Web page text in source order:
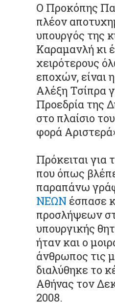
Ο Προκόπης
πλέον
υπουργός της
Καραμανλή κι
χειρότερους
εποχών, είναι
Αλέξη Τσίπρα
Προεδρία της
στο πλαίσιο
φορά
Πρόκειται για
που όπως
παραπάνω
ΝΕΩΝ έσπασε
προσλήψεων
υπουργικής
ήταν και ο
άνθρωπος τις
διαλύθηκε το
Αθήνας τον
2008.